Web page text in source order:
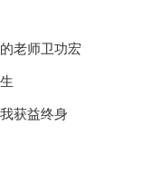
老师卫功宏
获益终身